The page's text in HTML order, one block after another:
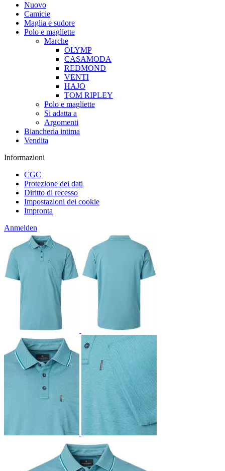
Nuovo
Camicie
Maglia e sudore
Polo e magliette
Marche
OLYMP
CASAMODA
REDMOND
VENTI
HAJO
TOM RIPLEY
Polo e magliette
Si adatta a
Argomenti
Biancheria intima
Vendita
Informazioni
CGC
Protezione dei dati
Diritto di recesso
Impostazioni dei cookie
Impronta
Anmelden